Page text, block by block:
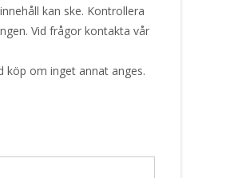
kan ske. Kontrollera
Vid frågor kontakta vår
köp om inget annat anges.